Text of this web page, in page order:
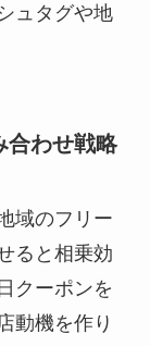
ュタグや地
合わせ戦略
域のフリー
ると相乗効
クーポンを
動機を作り